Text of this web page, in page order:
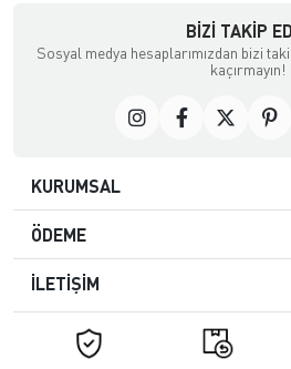
BIZI TAKIP
Sosyal medya hesaplarımızdan bizi
kaçırmayın!
KURUMSAL
ÖDEME
İLETİŞİM